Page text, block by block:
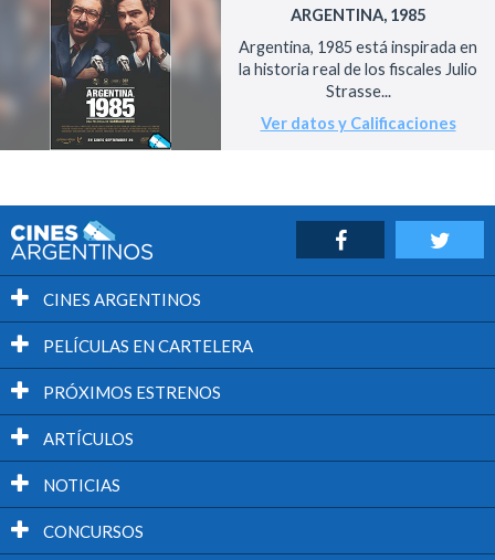
ARGENTINA, 1985
Argentina, 1985 está inspirada en
la historia real de los fiscales Julio
Strasse...
Ver datos y Calificaciones
CINES ARGENTINOS
PELÍCULAS EN CARTELERA
PRÓXIMOS ESTRENOS
ARTÍCULOS
NOTICIAS
CONCURSOS